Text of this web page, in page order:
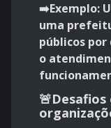
➡️Exemplo:
uma
públicos
o